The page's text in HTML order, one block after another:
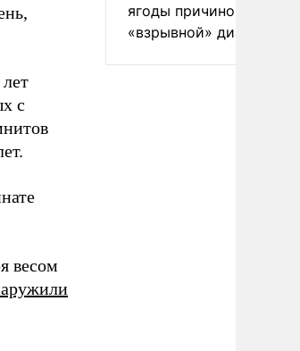
с
весом
ягоды причиной
«взрывной» диареи